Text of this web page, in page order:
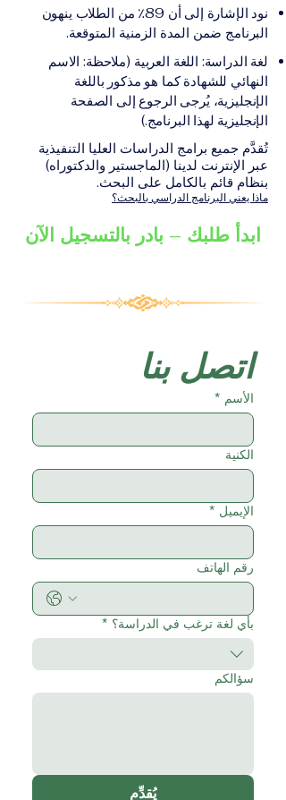
الإلكترونيقد يُطلب تقديم
مستندات إضافية حسب
البرنامج والمؤسسة التعليمية
الأكاديمية المناسبة للبرنامج،
والتي تصدر عن المؤسسة
التعليمية المسؤولة عن تقديم
البرنامج ضمن شبكة VBNN
Smart Education Group.
نود الإشارة إلى أن 89٪ من الطلاب ينهون
البرنامج ضمن المدة الزمنية المتوقعة.
لغة الدراسة: اللغة العربية (ملاحظة: الاسم
النهائي للشهادة كما هو مذكور باللغة
الإنجليزية، يُرجى الرجوع إلى الصفحة
الإنجليزية لهذا البرنامج.)
تُقدَّم جميع برامج الدراسات العليا التنفيذية
عبر الإنترنت لدينا (الماجستير والدكتوراه)
بنظام قائم بالكامل على البحث.
ماذا يعني البرنامج الدراسي بالبحث؟
ابدأ طلبك – بادر بالتسجيل الآن
اتصل بنا
الأسم *
الكنية
الإيميل *
رقم الهاتف
بأي لغة ترغب في الدراسة؟ *
سؤالكم
يُقدِّم